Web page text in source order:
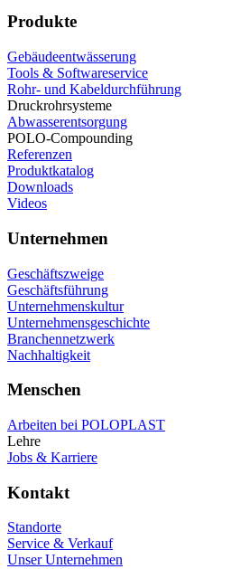
Produkte
Gebäudeentwässerung
Tools & Softwareservice
Rohr- und Kabeldurchführung
Druckrohrsysteme
Abwasserentsorgung
POLO-Compounding
Referenzen
Produktkatalog
Downloads
Videos
Unternehmen
Geschäftszweige
Geschäftsführung
Unternehmenskultur
Unternehmensgeschichte
Branchennetzwerk
Nachhaltigkeit
Menschen
Arbeiten bei POLOPLAST
Lehre
Jobs & Karriere
Kontakt
Standorte
Service & Verkauf
Unser Unternehmen